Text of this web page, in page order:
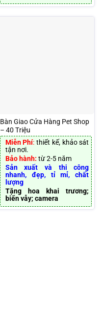
Bàn Giao Cửa Hàng Pet Shop
– 40 Triệu
Miễn Phí:thiết kế, khảo sát
tận nơi.
Bảo hành: từ 2-5 năm
Sản xuất và thi công
nhanh, đẹp, tỉ mỉ, chất
lượng
Tặng hoa khai trương;
biển vẫy; camera